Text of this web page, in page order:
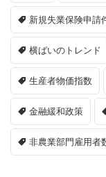
新規失業保険申請
横ばいのトレンド
生産者物価指数
金融緩和政策
非農業部門雇用者